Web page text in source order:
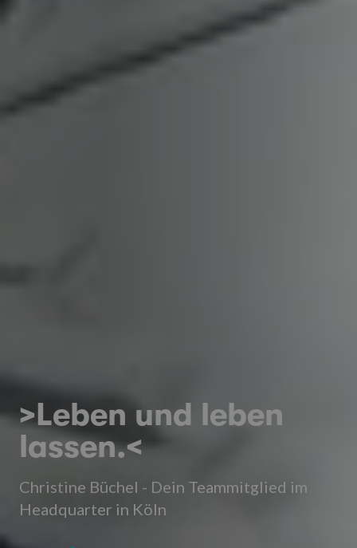
>Leben und leben
lassen.<
Christine Büchel - Dein Teammitglied im
Headquarter in Köln